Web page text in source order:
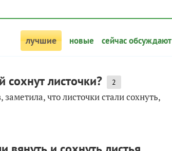
лучшие новые сейчас обсуждают
сохнут листочки? 2
что листочки стали сохнуть,